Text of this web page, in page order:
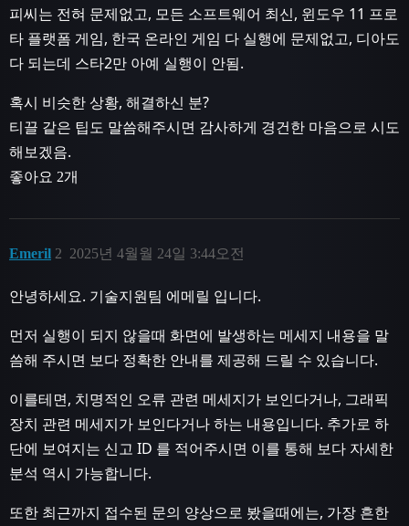
피씨는 전혀 문제없고, 모든 소프트웨어 최신, 윈도우 11 프로
타 플랫폼 게임, 한국 온라인 게임 다 실행에 문제없고, 디아도
다 되는데 스타2만 아예 실행이 안됨.
혹시 비슷한 상황, 해결하신 분?
티끌 같은 팁도 말씀해주시면 감사하게 경건한 마음으로 시도
해보겠음.
좋아요 2개
Emeril 2025년 4월월 24일 3:44오전
2
안녕하세요. 기술지원팀 에메릴 입니다.
먼저 실행이 되지 않을때 화면에 발생하는 메세지 내용을 말
씀해 주시면 보다 정확한 안내를 제공해 드릴 수 있습니다.
이를테면, 치명적인 오류 관련 메세지가 보인다거나, 그래픽
장치 관련 메세지가 보인다거나 하는 내용입니다. 추가로 하
단에 보여지는 신고 ID 를 적어주시면 이를 통해 보다 자세한
분석 역시 가능합니다.
또한 최근까지 접수된 문의 양상으로 봤을때에는, 가장 흔한